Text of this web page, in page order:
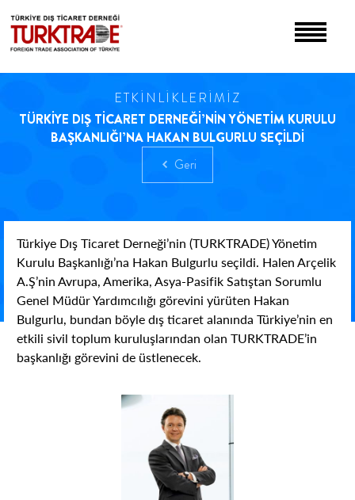
ETKİNLİKLERİMİZ
TÜRKİYE DIŞ TİCARET DERNEĞİ’NİN YÖNETİM KURULU
BAŞKANLIĞI’NA HAKAN BULGURLU SEÇİLDİ
Geri
Türkiye Dış Ticaret Derneği’nin (TURKTRADE) Yönetim
Kurulu Başkanlığı’na Hakan Bulgurlu seçildi. Halen Arçelik
A.Ş’nin Avrupa, Amerika, Asya-Pasifik Satıştan Sorumlu
Genel Müdür Yardımcılığı görevini yürüten Hakan
Bulgurlu, bundan böyle dış ticaret alanında Türkiye’nin en
etkili sivil toplum kuruluşlarından olan TURKTRADE’in
başkanlığı görevini de üstlenecek.